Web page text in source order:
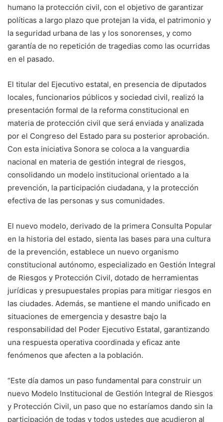
humano la protección civil, con el objetivo de garantizar
políticas a largo plazo que protejan la vida, el patrimonio y
la seguridad urbana de las y los sonorenses, y como
garantía de no repetición de tragedias como las ocurridas
en el pasado.
El titular del Ejecutivo estatal, en presencia de diputados
locales, funcionarios públicos y sociedad civil, realizó la
presentación formal de la reforma constitucional en
materia de protección civil que será enviada y analizada
por el Congreso del Estado para su posterior aprobación.
Con esta iniciativa Sonora se coloca a la vanguardia
nacional en materia de gestión integral de riesgos,
consolidando un modelo institucional orientado a la
prevención, la participación ciudadana, y la protección
efectiva de las personas y sus comunidades.
El nuevo modelo, derivado de la primera Consulta Popular
en la historia del estado, sienta las bases para una cultura
de la prevención, establece un nuevo organismo
constitucional autónomo, especializado en Gestión Integral
de Riesgos y Protección Civil, dotado de herramientas
jurídicas y presupuestales propias para mitigar riesgos en
las ciudades. Además, se mantiene el mando unificado en
situaciones de emergencia y desastre bajo la
responsabilidad del Poder Ejecutivo Estatal, garantizando
una respuesta operativa coordinada y eficaz ante
fenómenos que afecten a la población.
“Este día damos un paso fundamental para construir un
nuevo Modelo Institucional de Gestión Integral de Riesgos
y Protección Civil, un paso que no estaríamos dando sin la
participación de todas y todos ustedes que acudieron al